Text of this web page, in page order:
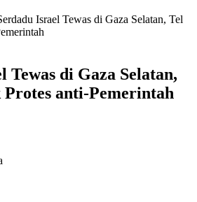
Israel Tewas di Gaza Selatan, Tel
Tewas di Gaza Selatan,
anti-Pemerintah